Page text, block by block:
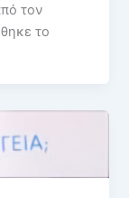
τον
το